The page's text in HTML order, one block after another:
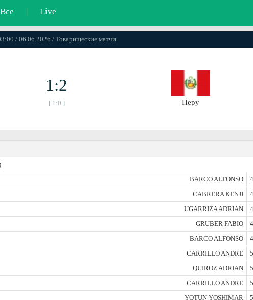
Все | Live
/ 06.06.2026 / Товарищеские матчи
1:2
[ 1:0 ] Перу
BARCO ALFONSO
CABRERA KENJI
UGARRIZA ADRIAN
GRUBER FABIO
BARCO ALFONSO
CARRILLO ANDRE
QUIROZ ADRIAN
CARRILLO ANDRE
YOTUN YOSHIMAR